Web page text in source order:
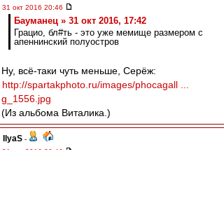
31 окт 2016 20:46
Бауманец » 31 окт 2016, 17:42
Грацио, бл#ть - это уже мемище размером с
апеннинский полуостров
Ну, всё-таки чуть меньше, Серёж:
http://spartakphoto.ru/images/phocagall ...
g_1556.jpg
(Из альбома Виталика.)
IlyaS -
31 окт 2016 20:46